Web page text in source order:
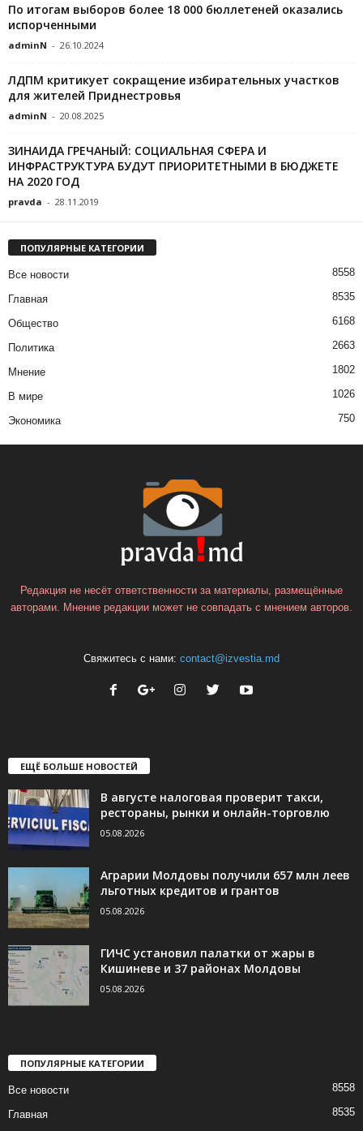
По итогам выборов более 18 000 бюллетеней оказались
испорченными
adminN - 26.10.2024
ЛДПМ критикует сокращение избирательных участков
для жителей Приднестровья
adminN - 20.08.2025
ЗИНАИДА ГРЕЧАНЫЙ: СОЦИАЛЬНАЯ СФЕРА И
ИНФРАСТРУКТУРА БУДУТ ПРИОРИТЕТНЫМИ В БЮДЖЕТЕ
НА 2020 ГОД
pravda - 28.11.2019
ПОПУЛЯРНЫЕ КАТЕГОРИИ
Все новости 8558
Главная 8535
Общество 6168
Политика 2663
Мнение 1802
В мире 1026
Экономика 750
Редакция не несёт ответственности за материалы, размещённые
авторами. Мнение редакции может не совпадать с мнением авторов.
Свяжитесь с нами: contact@izvestia.md
ЕЩЁ БОЛЬШЕ НОВОСТЕЙ
В августе налоговая проверит такси,
рестораны, рынки и онлайн-торговлю
05.08.2026
Аграрии Молдовы получили 657 млн леев
льготных кредитов и грантов
05.08.2026
ГИЧС установил палатки от жары в
Кишиневе и 37 районах Молдовы
05.08.2026
ПОПУЛЯРНЫЕ КАТЕГОРИИ
Все новости 8558
Главная
8535